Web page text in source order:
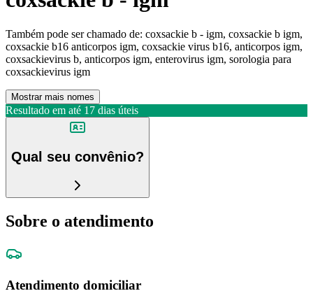
Também pode ser chamado de: coxsackie b - igm, coxsackie b igm,
coxsackie b16 anticorpos igm, coxsackie virus b16, anticorpos igm,
coxsackievirus b, anticorpos igm, enterovirus igm, sorologia para
coxsackievirus igm
Mostrar mais nomes
Resultado em até 17 dias úteis
Qual seu convênio?
Sobre o atendimento
Atendimento domiciliar